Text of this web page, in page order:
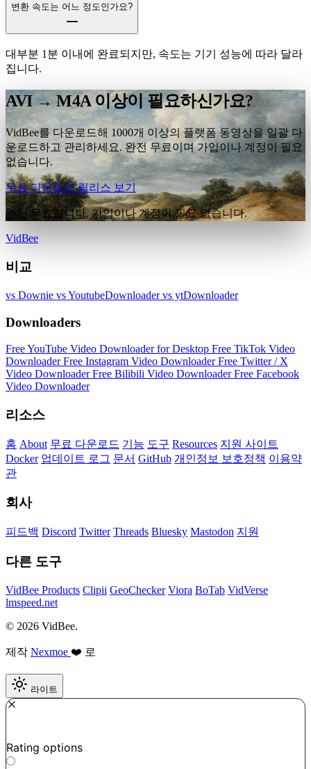
변환 속도는 어느 정도인가요?
대부분 1분 이내에 완료되지만, 속도는 기기 성능에 따라 달라
집니다.
AVI → M4A 이상이 필요하신가요?
VidBee를 다운로드해 1000개 이상의 플랫폼 동영상을 일괄 다
운로드하고 관리하세요. 완전 무료이며 가입이나 계정이 필요
없습니다.
무료 다운로드릴리스 보기
완전 무료입니다. 가입이나 계정이 필요 없습니다.
VidBee
비교
vs Downie vs YoutubeDownloadervs ytDownloader
Downloaders
Free YouTube Video Downloader for Desktop Free TikTok Video
DownloaderFree Instagram Video DownloaderFree Twitter / X
Video DownloaderFree Bilibili Video DownloaderFree Facebook
Video Downloader
리소스
홈 About 무료 다운로드 기능 도구 Resources 지원 사이트
Docker 업데이트 로그 문서 GitHub 개인정보 보호정책 이용약
관
회사
피드백 Discord Twitter Threads Bluesky Mastodon 지원
다른 도구
VidBee Products Clipii GeoChecker Viora BoTab VidVerse
lmspeed.net
© 2026 VidBee.
제작 Nexmoe ❤️ 로
라이트
Rating options